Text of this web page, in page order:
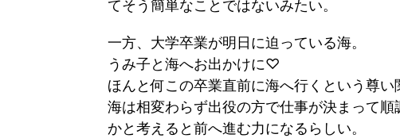
てそう簡単なことではないみたい。
一方、大学卒業が明日に迫っている海。
うみ子と海へお出かけに♡
ほんと何この卒業直前に海へ行くという尊い
海は相変わらず出役の方で仕事が決まって
かと考えると前へ進む力になるらしい。